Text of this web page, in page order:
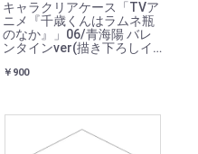
キャラクリアケース「TVア
ニメ『千歳くんはラムネ瓶
のなか』」06/青海陽 バレ
ンタインver(描き下ろしイ
￥900